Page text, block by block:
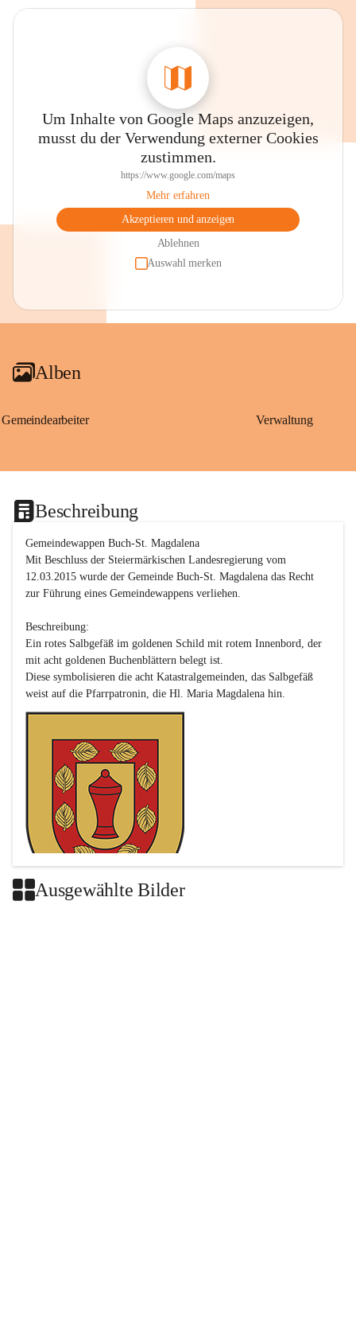
Um Inhalte von Google Maps anzuzeigen,
musst du der Verwendung externer Cookies
zustimmen.
https://www.google.com/maps
Mehr erfahren
Akzeptieren und anzeigen
Ablehnen
Auswahl merken
Alben
Gemeindearbeiter Verwaltung
Beschreibung
Gemeindewappen Buch-St. Magdalena
Mit Beschluss der Steiermärkischen Landesregierung vom
12.03.2015 wurde der Gemeinde Buch-St. Magdalena das Recht
zur Führung eines Gemeindewappens verliehen.
Beschreibung:
Ein rotes Salbgefäß im goldenen Schild mit rotem Innenbord, der
mit acht goldenen Buchenblättern belegt ist.
Diese symbolisieren die acht Katastralgemeinden, das Salbgefäß
Ausgewählte Bilder